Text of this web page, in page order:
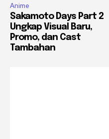
Anime
Sakamoto Days Part 2
Ungkap Visual Baru,
Promo, dan Cast
Tambahan